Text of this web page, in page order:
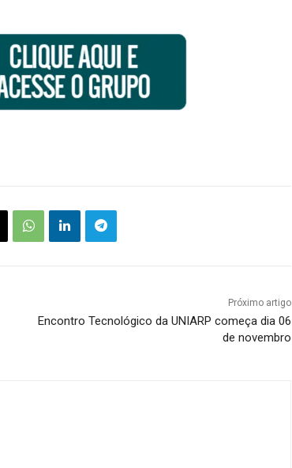
Próximo artigo
Encontro Tecnológico da UNIARP começa dia 06
de novembro